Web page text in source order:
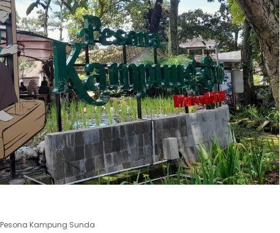
Pesona Kampung Sunda